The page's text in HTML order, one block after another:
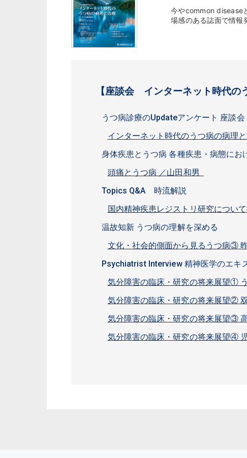
今やcommon disease
場感のある誌面で情報
【座談会 インターネット時代の
うつ病診療のUpdateアンケート 座談会
インターネット時代のうつ病の病理
身体疾患とうつ病 各種疾患・病態に
頭痛とうつ病 ／山田和男
Topics Q&A 時流解説
国内精神疾患レジストリ研究につい
温故知新 うつ病の理解を深める
文化・社会的側面から見るうつ病③
Psychiatrist Interview 精神医学のエキ
気分障害の臨床・研究の将来展望①
気分障害の臨床・研究の将来展望②
気分障害の臨床・研究の将来展望③
気分障害の臨床・研究の将来展望④